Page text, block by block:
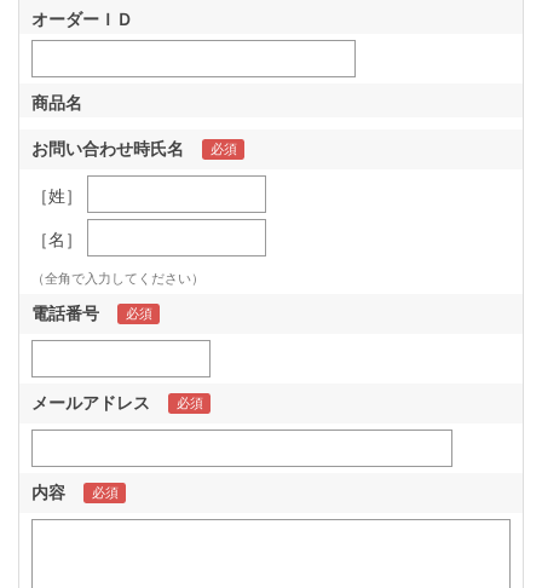
オーダーＩＤ
商品名
お問い合わせ時氏名
［姓］
［名］
（全角で入力してください）
電話番号
メールアドレス
内容